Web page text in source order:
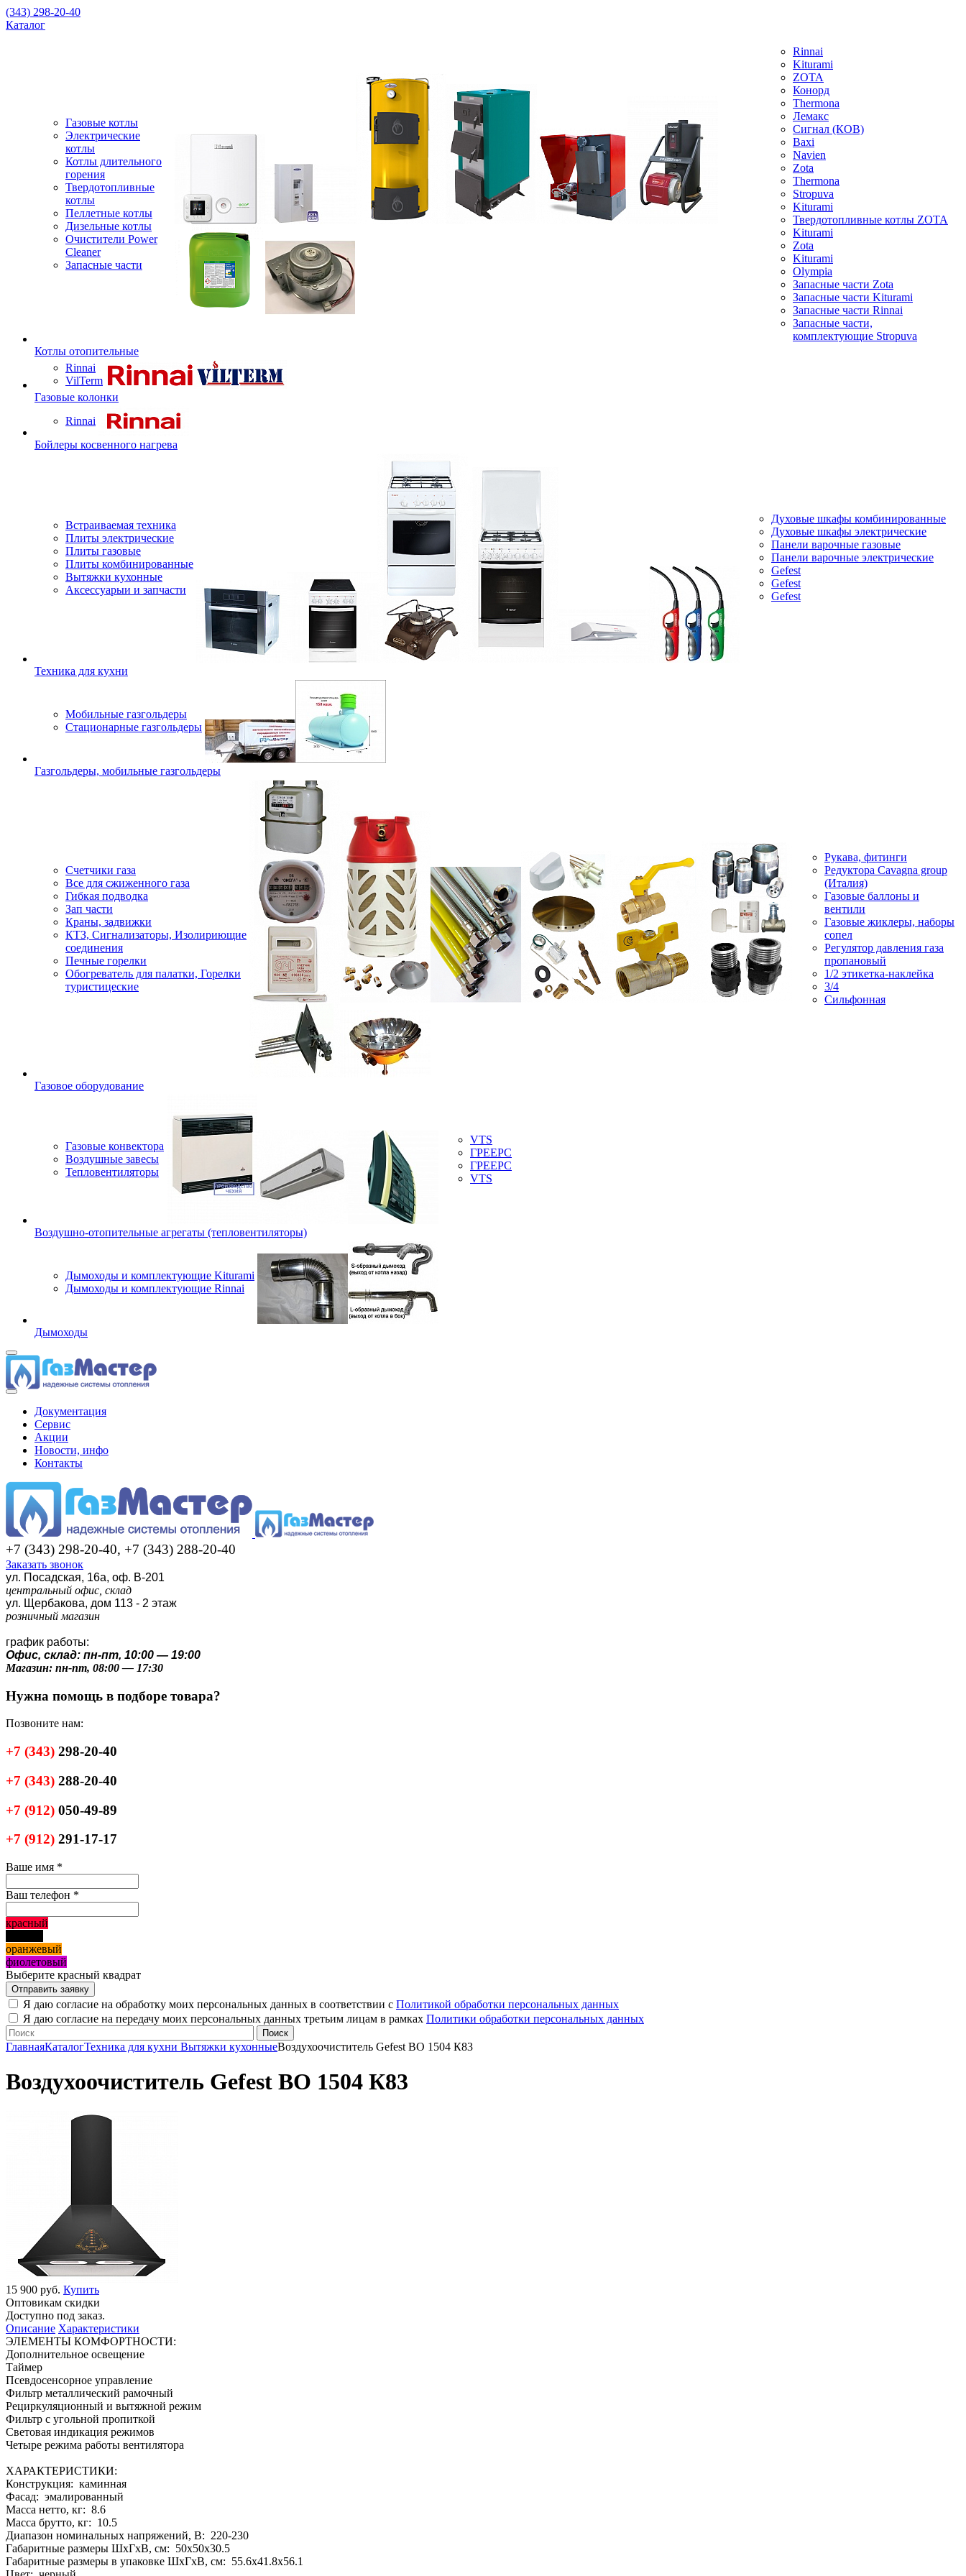
(343) 298-20-40
Каталог
Газовые котлы
Электрические
котлы
Котлы длительного
горения
Твердотопливные
котлы
Пеллетные котлы
Дизельные котлы
Очистители Power
Cleaner
Запасные части
Rinnai
Kiturami
ZOTA
Конорд
Thermona
Лемакс
Сигнал (КОВ)
Baxi
Navien
Zota
Thermona
Stropuva
Kiturami
Твердотопливные котлы ZOTA
Kiturami
Zota
Kiturami
Olympia
Запасные части Zota
Запасные части Kiturami
Запасные части Rinnai
Запасные части,
комплектующие Stropuva
Котлы отопительные
Rinnai
VilTerm
Газовые колонки
Rinnai
Бойлеры косвенного нагрева
Встраиваемая техника
Плиты электрические
Плиты газовые
Плиты комбинированные
Вытяжки кухонные
Аксессуарыи и запчасти
Духовые шкафы комбинированные
Духовые шкафы электрические
Панели варочные газовые
Панели варочные электрические
Gefest
Gefest
Gefest
Техника для кухни
Мобильные газгольдеры
Стационарные газгольдеры
Газгольдеры, мобильные газгольдеры
Счетчики газа
Все для сжиженного газа
Гибкая подводка
Зап части
Краны, задвижки
КТЗ, Сигнализаторы, Изолириющие
соединения
Печные горелки
Обогреватель для палатки, Горелки
туристицеские
Рукава, фитинги
Редуктора Cavagna group
(Италия)
Газовые баллоны и
вентили
Газовые жиклеры, наборы
сопел
Регулятор давления газа
пропановый
1/2 этикетка-наклейка
3/4
Сильфонная
Газовое оборудование
Газовые конвектора
Воздушные завесы
Тепловентиляторы
VTS
ГРЕЕРС
ГРЕЕРС
VTS
Воздушно-отопительные агрегаты (тепловентиляторы)
Дымоходы и комплектующие Kiturami
Дымоходы и комплектующие Rinnai
Дымоходы
Документация
Сервис
Акции
Новости, инфо
Контакты
+7 (343) 298-20-40, +7 (343) 288-20-40
Заказать звонок
ул. Посадская, 16а, оф. В-201
центральный офис, склад
ул. Щербакова, дом 113 - 2 этаж
розничный магазин
график работы:
Офис, склад: пн-пт, 10:00 — 19:00
Магазин: пн-пт, 08:00 — 17:30
Нужна помощь в подборе товара?
Позвоните нам:
+7 (343) 298-20-40
+7 (343) 288-20-40
+7 (912) 050-49-89
+7 (912) 291-17-17
Ваше имя *
Ваш телефон *
красный
оранжевый
фиолетовый
Выберите красный квадрат
Я даю согласие на обработку моих персональных данных в соответствии с Политикой обработки персональных данных
Я даю согласие на передачу моих персональных данных третьим лицам в рамках Политики обработки персональных данных
ГлавнаяКаталогТехника для кухни Вытяжки кухонныеВоздухоочиститель Gefest ВО 1504 К83
Воздухоочиститель Gefest ВО 1504 К83
15 900 руб. Купить
Оптовикам скидки
Доступно под заказ.
Описание Характеристики
ЭЛЕМЕНТЫ КОМФОРТНОСТИ:
Дополнительное освещение
Таймер
Псевдосенсорное управление
Фильтр металлический рамочный
Рециркуляционный и вытяжной режим
Фильтр с угольной пропиткой
Световая индикация режимов
Четыре режима работы вентилятора
ХАРАКТЕРИСТИКИ:
Конструкция: каминная
Фасад: эмалированный
Масса нетто, кг: 8.6
Масса брутто, кг: 10.5
Диапазон номинальных напряжений, В: 220-230
Габаритные размеры ШхГхВ, см: 50х50х30.5
Габаритные размеры в упаковке ШхГхВ, см: 55.6x41.8x56.1